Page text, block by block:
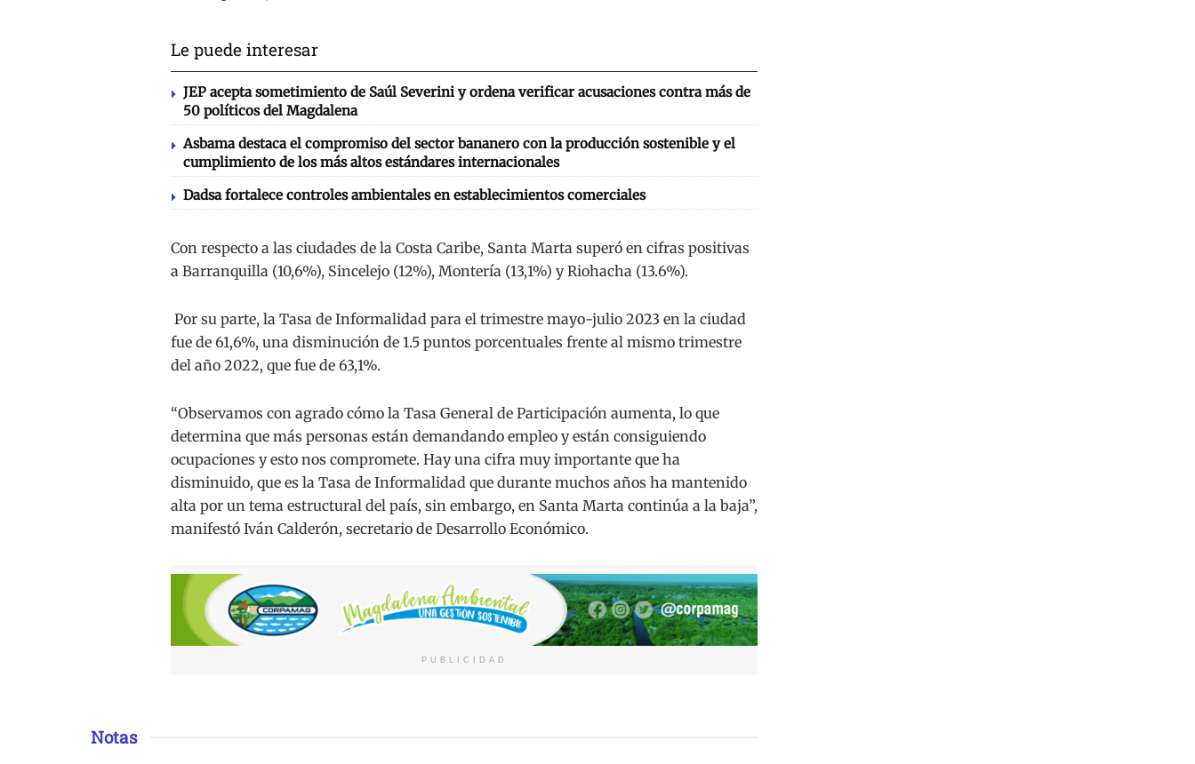
Le puede interesar
JEP acepta sometimiento de Saúl Severini y ordena verificar acusaciones contra más de
50 políticos del Magdalena
Asbama destaca el compromiso del sector bananero con la producción sostenible y el
cumplimiento de los más altos estándares internacionales
Dadsa fortalece controles ambientales en establecimientos comerciales
Con respecto a las ciudades de la Costa Caribe, Santa Marta superó en cifras positivas
a Barranquilla (10,6%), Sincelejo (12%), Montería (13,1%) y Riohacha (13.6%).
Por su parte, la Tasa de Informalidad para el trimestre mayo-julio 2023 en la ciudad
fue de 61,6%, una disminución de 1.5 puntos porcentuales frente al mismo trimestre
del año 2022, que fue de 63,1%.
“Observamos con agrado cómo la Tasa General de Participación aumenta, lo que
determina que más personas están demandando empleo y están consiguiendo
ocupaciones y esto nos compromete. Hay una cifra muy importante que ha
disminuido, que es la Tasa de Informalidad que durante muchos años ha mantenido
alta por un tema estructural del país, sin embargo, en Santa Marta continúa a la baja”,
manifestó Iván Calderón, secretario de Desarrollo Económico.
PUBLICIDAD
Notas